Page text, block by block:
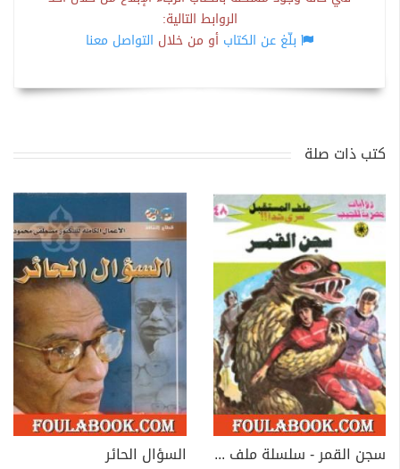
الروابط التالية:
بلّغ عن الكتاب أو من خلال التواصل معنا
كتب ذات صلة
سجن القمر - سلسلة ملف المستقبل
السؤال الحائر